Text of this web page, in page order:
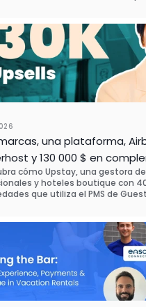
de contacto manual.
en lugar de SuiteOp en el
de software.
una plataforma,
y 130 000 $ en
cómo Upstay, una gestora
y hoteles boutique con
que utiliza el PMS de
en todas sus cuentas y generar
por ventas adicionales
distintos.